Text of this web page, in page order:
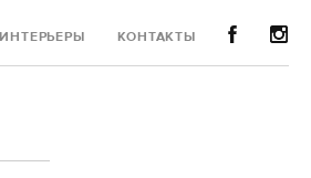
ИНТЕРЬЕРЫ КОНТАКТЫ